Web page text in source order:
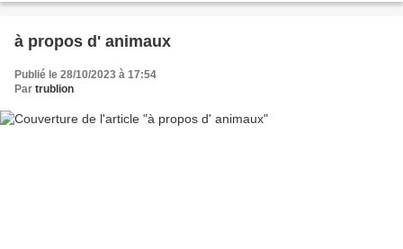
à propos d' animaux
Publié le 28/10/2023 à 17:54
Par trublion